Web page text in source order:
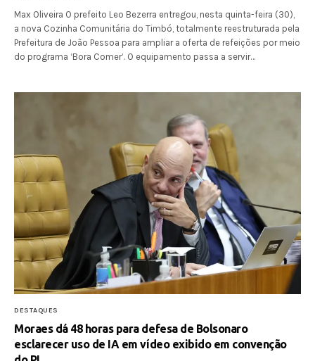
Max Oliveira O prefeito Leo Bezerra entregou, nesta quinta-feira (30),
a nova Cozinha Comunitária do Timbó, totalmente reestruturada pela
Prefeitura de João Pessoa para ampliar a oferta de refeições por meio
do programa ‘Bora Comer’. O equipamento passa a servir…
DESTAQUES
Moraes dá 48 horas para defesa de Bolsonaro
esclarecer uso de IA em vídeo exibido em convenção